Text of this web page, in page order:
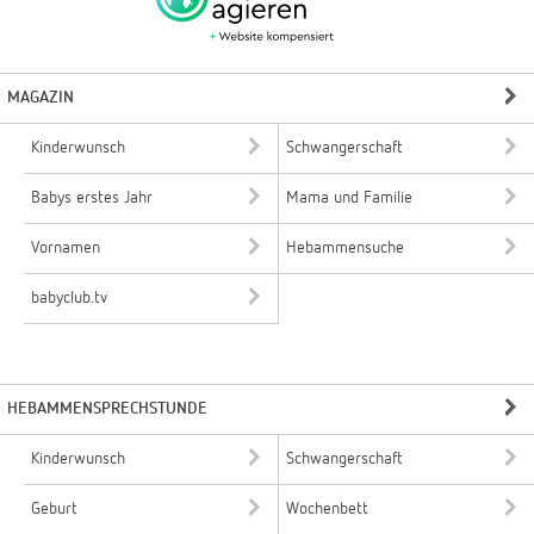
MAGAZIN
Kinderwunsch Schwangerschaft
Babys erstes Jahr Mama und Familie
Vornamen Hebammensuche
babyclub.tv
HEBAMMENSPRECHSTUNDE
Kinderwunsch Schwangerschaft
Geburt Wochenbett